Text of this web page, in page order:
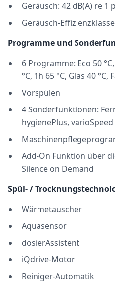
Geräusch: 42 dB(A) re 1
Geräusch-
Programme und
6 Programme: Eco 50
°C, 1h 65 °C, Glas 40 °C,
Vorspülen
4 Sonderfunktionen:
hygienePlus, varioSpeed
Add-On Funktion über
Silence on Demand
Spül- /
Wärmetauscher
Aquasensor
dosierAssistent
iQdrive-Motor
Reiniger-Automatik